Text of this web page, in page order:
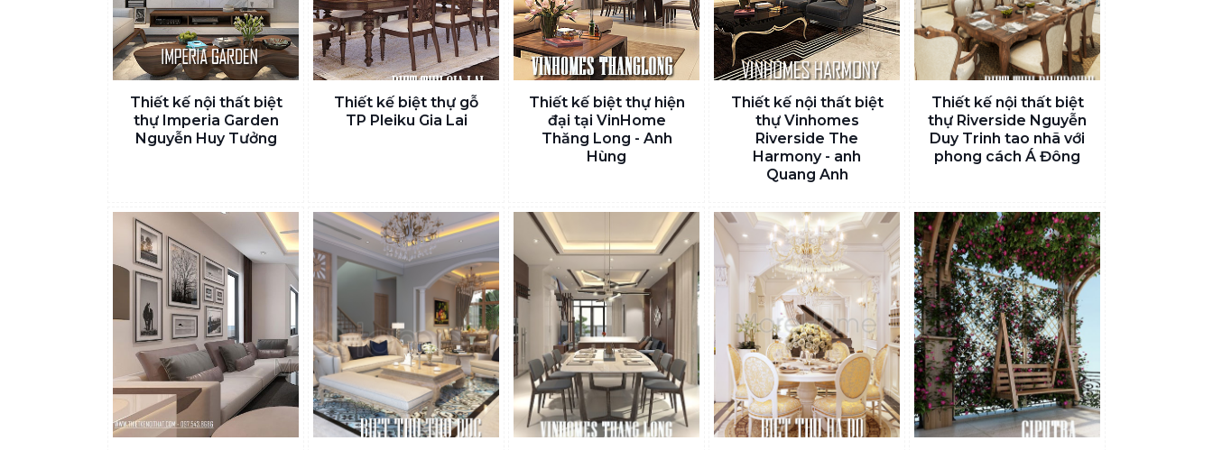
Thiết kế nội thất biệt
thự Imperia Garden
Nguyễn Huy Tưởng
Thiết kế biệt thự gỗ
TP Pleiku Gia Lai
Thiết kế biệt thự hiện
đại tại VinHome
Thăng Long - Anh
Hùng
Thiết kế nội thất biệt
thự Vinhomes
Riverside The
Harmony - anh
Quang Anh
Thiết kế nội thất biệt
thự Riverside Nguyễn
Duy Trinh tao nhã với
phong cách Á Đông